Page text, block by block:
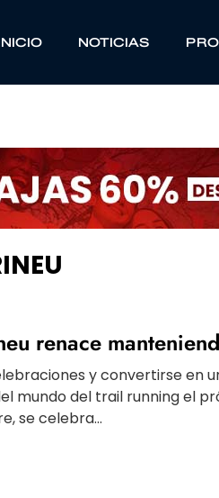
NOTICIAS
renace
y convertirse en
mundo del trail running el
se celebra...